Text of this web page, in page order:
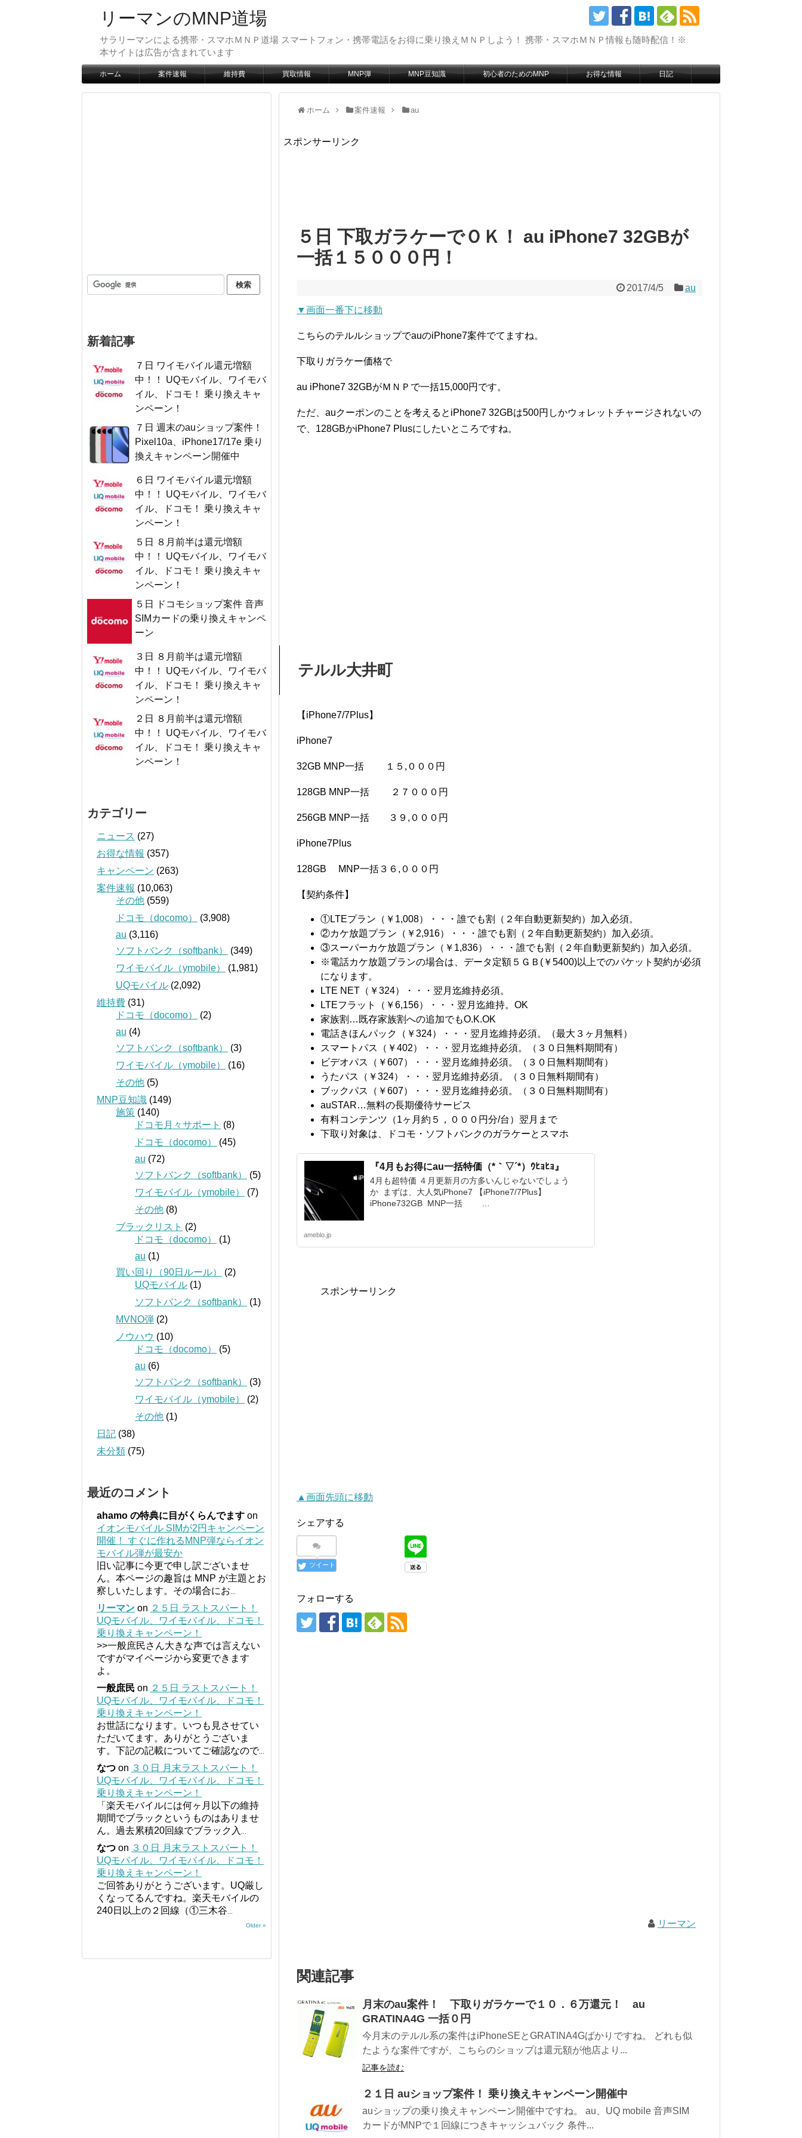
リーマンのMNP道場
サラリーマンによる携帯・スマホＭＮＰ道場 スマートフォン・携帯電話をお得に乗り換えＭＮＰしよう！ 携帯・スマホＭＮＰ情報も随時配信！※
本サイトは広告が含まれています
ホーム 案件速報 維持費 買取情報 MNP弾 MNP豆知識 初心者のためのMNP お得な情報 日記
ホーム 案件速報 au
スポンサーリンク
５日 下取ガラケーでＯＫ！ au iPhone7 32GBが
一括１５０００円！
2017/4/5 au
▼画面一番下に移動
こちらのテルルショップでauのiPhone7案件でてますね。
下取りガラケー価格で
au iPhone7 32GBがＭＮＰで一括15,000円です。
ただ、auクーポンのことを考えるとiPhone7 32GBは500円しかウォレットチャージされないの
で、128GBかiPhone7 Plusにしたいところですね。
テルル大井町
【iPhone7/7Plus】
iPhone7
32GB MNP一括 １５,０００円
128GB MNP一括 ２７０００円
256GB MNP一括 ３９,０００円
iPhone7Plus
128GB MNP一括３６,０００円
【契約条件】
①LTEプラン（￥1,008）・・・誰でも割（２年自動更新契約）加入必須。
②カケ放題プラン（￥2,916）・・・誰でも割（２年自動更新契約）加入必須。
③スーパーカケ放題プラン（￥1,836）・・・誰でも割（２年自動更新契約）加入必須。
※電話カケ放題プランの場合は、データ定額５ＧＢ(￥5400)以上でのパケット契約が必須
になります。
LTE NET（￥324）・・・翌月迄維持必須。
LTEフラット（￥6,156）・・・翌月迄維持。OK
家族割…既存家族割への追加でもO.K.OK
電話きほんパック（￥324）・・・翌月迄維持必須。（最大３ヶ月無料）
スマートパス（￥402）・・・翌月迄維持必須。（３０日無料期間有）
ビデオパス（￥607）・・・翌月迄維持必須。（３０日無料期間有）
うたパス（￥324）・・・翌月迄維持必須。（３０日無料期間有）
ブックパス（￥607）・・・翌月迄維持必須。（３０日無料期間有）
auSTAR…無料の長期優待サービス
有料コンテンツ（1ヶ月約５，０００円分/台）翌月まで
下取り対象は、ドコモ・ソフトバンクのガラケーとスマホ
『4月もお得にau一括特価（*｀▽´*）ｳﾋｮﾋｮ』
4月も超特価 ４月更新月の方多いんじゃないでしょう
か まずは、大人気iPhone7 【iPhone7/7Plus】
iPhone732GB MNP一括 …
ameblo.jp
スポンサーリンク
▲画面先頭に移動
シェアする
ツイート
フォローする
リーマン
関連記事
月末のau案件！ 下取りガラケーで１０．６万還元！ au
GRATINA4G 一括０円
今月末のテルル系の案件はiPhoneSEとGRATINA4Gばかりですね。 どれも似
たような案件ですが、こちらのショップは還元額が他店より...
記事を読む
２１日 auショップ案件！ 乗り換えキャンペーン開催中
auショップの乗り換えキャンペーン開催中ですね。 au、UQ mobile 音声SIM
カードがMNPで１回線につきキャッシュバック 条件...
新着記事
７日 ワイモバイル還元増額
中！！ UQモバイル、ワイモバ
イル、ドコモ！ 乗り換えキャ
ンペーン！
７日 週末のauショップ案件！
Pixel10a、iPhone17/17e 乗り
換えキャンペーン開催中
６日 ワイモバイル還元増額
中！！ UQモバイル、ワイモバ
イル、ドコモ！ 乗り換えキャ
ンペーン！
５日 ８月前半は還元増額
中！！ UQモバイル、ワイモバ
イル、ドコモ！ 乗り換えキャ
ンペーン！
５日 ドコモショップ案件 音声
SIMカードの乗り換えキャンペ
ーン
３日 ８月前半は還元増額
中！！ UQモバイル、ワイモバ
イル、ドコモ！ 乗り換えキャ
ンペーン！
２日 ８月前半は還元増額
中！！ UQモバイル、ワイモバ
イル、ドコモ！ 乗り換えキャ
ンペーン！
カテゴリー
ニュース (27)
お得な情報 (357)
キャンペーン (263)
案件速報 (10,063)
その他 (559)
ドコモ（docomo）
(3,908)
au (3,116)
ソフトバンク（softbank）
(349)
ワイモバイル（ymobile）
(1,981)
UQモバイル (2,092)
維持費 (31)
ドコモ（docomo）
(2)
au (4)
ソフトバンク（softbank）
(3)
ワイモバイル（ymobile）
(16)
その他 (5)
MNP豆知識 (149)
施策 (140)
ドコモ月々サポート (8)
ドコモ（docomo）
(45)
au (72)
ソフトバンク（softbank）
(5)
ワイモバイル（ymobile）
(7)
その他 (8)
ブラックリスト (2)
ドコモ（docomo）
(1)
au (1)
買い回り（90日ルール）
(2)
UQモバイル (1)
ソフトバンク（softbank）
(1)
MVNO弾 (2)
ノウハウ (10)
ドコモ（docomo）
(5)
au (6)
ソフトバンク（softbank）
(3)
ワイモバイル（ymobile）
(2)
その他 (1)
日記 (38)
未分類 (75)
最近のコメント
ahamo の特典に目がくらんでます on
イオンモバイル SIMが2円キャンペーン
開催！ すぐに作れるMNP弾ならイオン
モバイル弾が最安か
旧い記事に今更で申し訳ございませ
ん。本ページの趣旨は MNP が主題とお
察しいたします。その場合にお
リーマン on ２５日 ラストスパート！
UQモバイル、ワイモバイル、ドコモ！
乗り換えキャンペーン！
>>一般庶民さん大きな声では言えない
ですがマイページから変更できます
よ。
一般庶民 on ２５日 ラストスパート！
UQモバイル、ワイモバイル、ドコモ！
乗り換えキャンペーン！
お世話になります。いつも見させてい
ただいてます。ありがとうございま
す。下記の記載についてご確認なので...
なつ on ３０日 月末ラストスパート！
UQモバイル、ワイモバイル、ドコモ！
乗り換えキャンペーン！
「楽天モバイルには何ヶ月以下の維持
期間でブラックというものはありませ
ん。過去累積20回線でブラック入
なつ on ３０日 月末ラストスパート！
UQモバイル、ワイモバイル、ドコモ！
乗り換えキャンペーン！
ご回答ありがとうございます。UQ厳し
くなってるんですね。楽天モバイルの
240日以上の２回線（①三木谷
Older »